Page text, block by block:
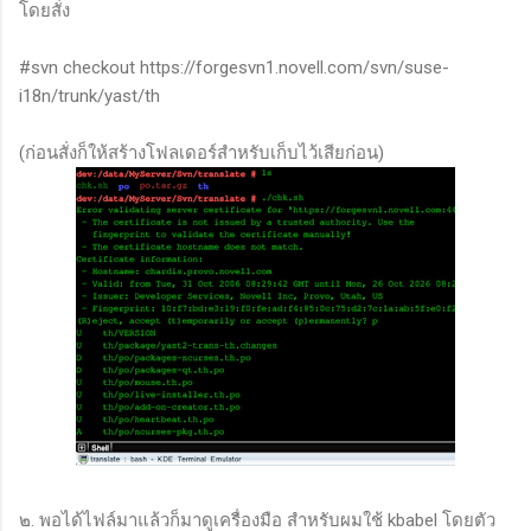
โดยสั่ง
#svn checkout https://forgesvn1.novell.com/svn/suse-
i18n/trunk/yast/th
(ก่อนสั่งก็ให้สร้างโฟลเดอร์สำหรับเก็บไว้เสียก่อน)
๒. พอได้ไฟล์มาแล้วก็มาดูเครื่องมือ สำหรับผมใช้ kbabel โดยตัว